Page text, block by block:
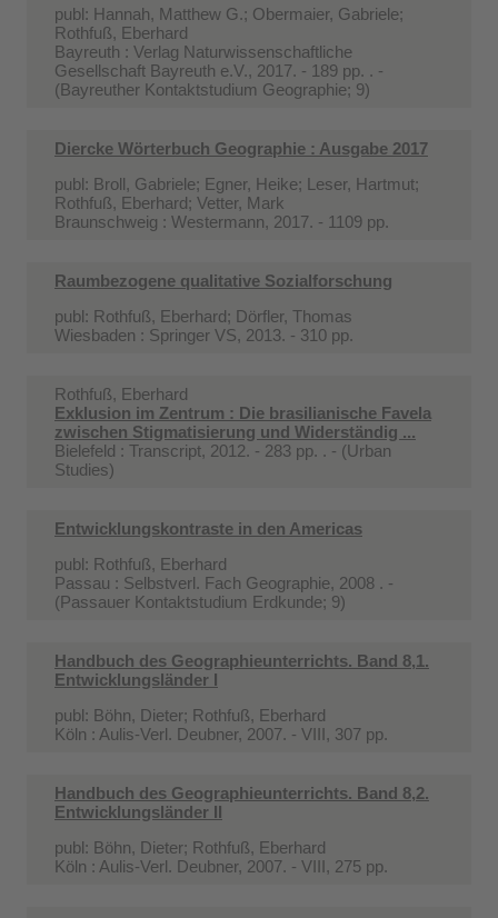
publ: Hannah, Matthew G.; Obermaier, Gabriele;
Rothfuß, Eberhard
Bayreuth : Verlag Naturwissenschaftliche
Gesellschaft Bayreuth e.V., 2017. - 189 pp. . -
(Bayreuther Kontaktstudium Geographie; 9)
Diercke Wörterbuch Geographie : Ausgabe 2017
publ: Broll, Gabriele; Egner, Heike; Leser, Hartmut;
Rothfuß, Eberhard; Vetter, Mark
Braunschweig : Westermann, 2017. - 1109 pp.
Raumbezogene qualitative Sozialforschung
publ: Rothfuß, Eberhard; Dörfler, Thomas
Wiesbaden : Springer VS, 2013. - 310 pp.
Rothfuß, Eberhard
Exklusion im Zentrum : Die brasilianische Favela
zwischen Stigmatisierung und Widerständig ...
Bielefeld : Transcript, 2012. - 283 pp. . - (Urban
Studies)
Entwicklungskontraste in den Americas
publ: Rothfuß, Eberhard
Passau : Selbstverl. Fach Geographie, 2008 . -
(Passauer Kontaktstudium Erdkunde; 9)
Handbuch des Geographieunterrichts. Band 8,1.
Entwicklungsländer I
publ: Böhn, Dieter; Rothfuß, Eberhard
Köln : Aulis-Verl. Deubner, 2007. - VIII, 307 pp.
Handbuch des Geographieunterrichts. Band 8,2.
Entwicklungsländer II
publ: Böhn, Dieter; Rothfuß, Eberhard
Köln : Aulis-Verl. Deubner, 2007. - VIII, 275 pp.